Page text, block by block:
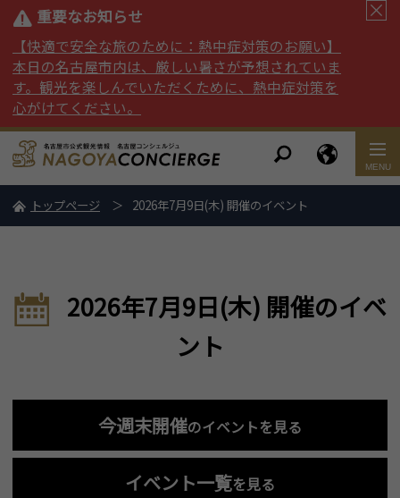
重要なお知らせ
【快適で安全な旅のために：熱中症対策のお願い】
本日の名古屋市内は、厳しい暑さが予想されていま
す。観光を楽しんでいただくために、熱中症対策を
心がけてください。
トップページ 2026年7月9日(木) 開催のイベント
2026年7月9日(木) 開催のイベ
ント
今週末開催のイベントを見る
イベント一覧を見る